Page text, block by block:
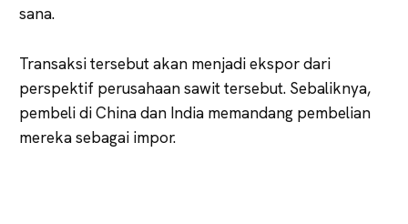
sana.
Transaksi tersebut akan menjadi ekspor dari
perspektif perusahaan sawit tersebut. Sebaliknya,
pembeli di China dan India memandang pembelian
mereka sebagai impor.